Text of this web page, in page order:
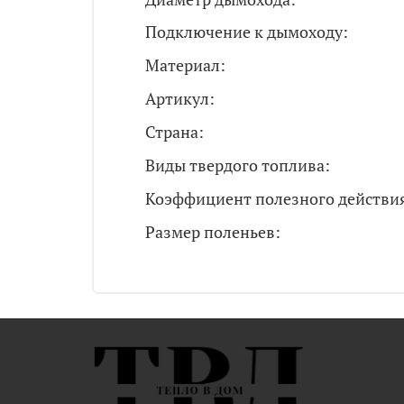
Подключение к дымоходу:
Материал:
Артикул:
Страна:
Виды твердого топлива:
Коэффициент полезного
Размер поленьев: